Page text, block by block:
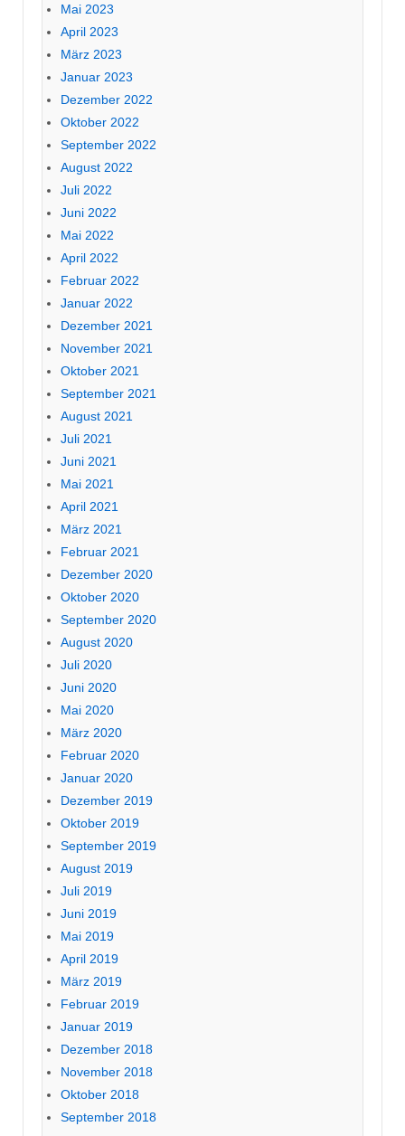
Mai 2023
April 2023
März 2023
Januar 2023
Dezember 2022
Oktober 2022
September 2022
August 2022
Juli 2022
Juni 2022
Mai 2022
April 2022
Februar 2022
Januar 2022
Dezember 2021
November 2021
Oktober 2021
September 2021
August 2021
Juli 2021
Juni 2021
Mai 2021
April 2021
März 2021
Februar 2021
Dezember 2020
Oktober 2020
September 2020
August 2020
Juli 2020
Juni 2020
Mai 2020
März 2020
Februar 2020
Januar 2020
Dezember 2019
Oktober 2019
September 2019
August 2019
Juli 2019
Juni 2019
Mai 2019
April 2019
März 2019
Februar 2019
Januar 2019
Dezember 2018
November 2018
Oktober 2018
September 2018